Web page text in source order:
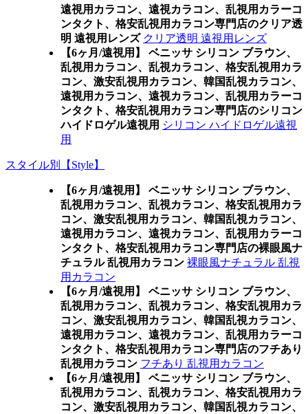
遠視用カラコン、遠視カラコン、乱視用カラーコ
ンタクト、格安乱視用カラコン専門店のクリア透
明 遠視用レンズ クリア透明 遠視用レンズ
【6ヶ月/遠視用】 ベニッサ シリコン ブラウン、
乱視用カラコン、乱視カラコン、格安乱視用カラ
コン、激安乱視用カラコン、韓国乱視カラコン、
遠視用カラコン、遠視カラコン、乱視用カラーコ
ンタクト、格安乱視用カラコン専門店のシリコン
ハイドロゲル遠視用 シリコン ハイドロゲル遠視
用
スタイル別【Style】
【6ヶ月/遠視用】 ベニッサ シリコン ブラウン、
乱視用カラコン、乱視カラコン、格安乱視用カラ
コン、激安乱視用カラコン、韓国乱視カラコン、
遠視用カラコン、遠視カラコン、乱視用カラーコ
ンタクト、格安乱視用カラコン専門店の裸眼風ナ
チュラル 乱視用カラコン 裸眼風ナチュラル 乱視
用カラコン
【6ヶ月/遠視用】 ベニッサ シリコン ブラウン、
乱視用カラコン、乱視カラコン、格安乱視用カラ
コン、激安乱視用カラコン、韓国乱視カラコン、
遠視用カラコン、遠視カラコン、乱視用カラーコ
ンタクト、格安乱視用カラコン専門店のフチあり
乱視用カラコン フチあり 乱視用カラコン
【6ヶ月/遠視用】 ベニッサ シリコン ブラウン、
乱視用カラコン、乱視カラコン、格安乱視用カラ
コン、激安乱視用カラコン、韓国乱視カラコン、